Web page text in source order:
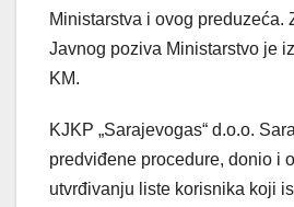
Ministarstva i ovog preduzeća.
Javnog poziva Ministarstvo je
KM.
KJKP „Sarajevogas“ d.o.o.
predviđene procedure, donio i
utvrđivanju liste korisnika koji